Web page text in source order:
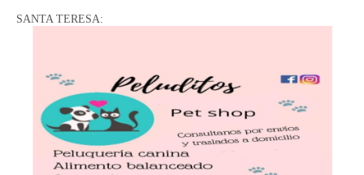
SANTA TERESA: